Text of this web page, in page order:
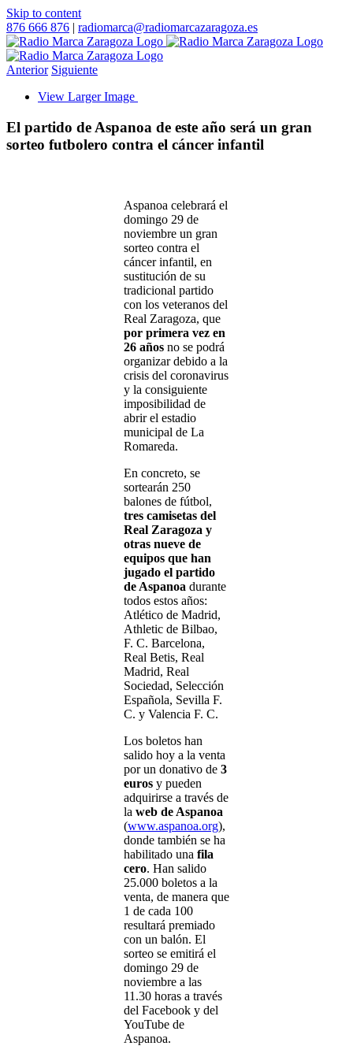
Skip to content
876 666 876 | radiomarca@radiomarcazaragoza.es
Anterior Siguiente
View Larger Image
El partido de Aspanoa de este año será un gran
sorteo futbolero contra el cáncer infantil
Aspanoa celebrará el
domingo 29 de
noviembre un gran
sorteo contra el
cáncer infantil, en
sustitución de su
tradicional partido
con los veteranos del
Real Zaragoza, que
por primera vez en
26 añosno se podrá
organizar debido a la
crisis del coronavirus
y la consiguiente
imposibilidad de
abrir el estadio
municipal de La
Romareda.
En concreto, se
sortearán 250
balones de fútbol,
tres camisetas del
Real Zaragoza y
otras nueve de
equipos que han
jugado el partido
de Aspanoa durante
todos estos años:
Atlético de Madrid,
Athletic de Bilbao,
F. C. Barcelona,
Real Betis, Real
Madrid, Real
Sociedad, Selección
Española, Sevilla F.
C. y Valencia F. C.
Los boletos han
salido hoy a la venta
por un donativo de 3
eurosy pueden
adquirirse a través de
la web de Aspanoa
(www.aspanoa.org),
donde también se ha
habilitado una fila
cero. Han salido
25.000 boletos a la
venta, de manera que
1 de cada 100
resultará premiado
con un balón. El
sorteo se emitirá el
domingo 29 de
noviembre a las
11.30 horas a través
del Facebook y del
YouTube de
Aspanoa.